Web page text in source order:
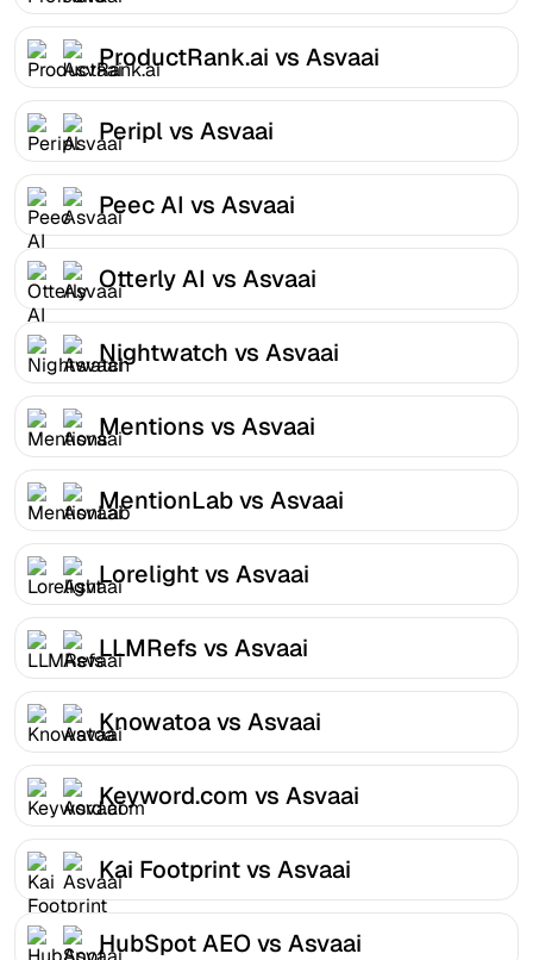
ProductRank.ai vs Asvaai
Peripl vs Asvaai
Peec AI vs Asvaai
Otterly AI vs Asvaai
Nightwatch vs Asvaai
Mentions vs Asvaai
MentionLab vs Asvaai
Lorelight vs Asvaai
LLMRefs vs Asvaai
Knowatoa vs Asvaai
Keyword.com vs Asvaai
Kai Footprint vs Asvaai
HubSpot AEO vs Asvaai